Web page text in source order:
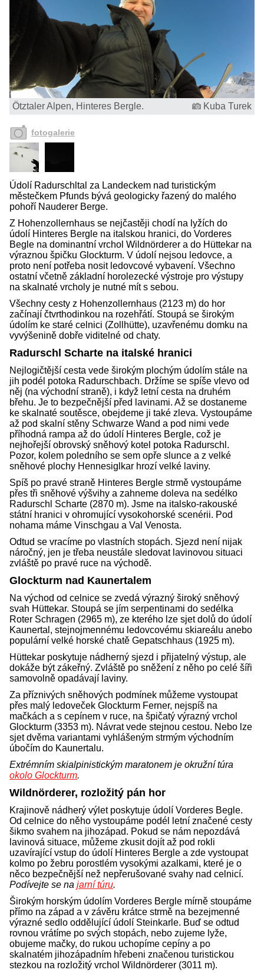
Ötztaler Alpen, Hinteres Bergle. Kuba Turek
fotogalerie
Údolí Radurschltal za Landeckem nad turistickým
městečkem Pfunds bývá geologicky řazený do malého
pohoří Nauderer Berge.
Z Hohenzollernhaus se nejčastěji chodí na lyžích do
údolí Hinteres Bergle na italskou hranici, do Vorderes
Begle na dominantní vrchol Wildnörderer a do Hüttekar na
výraznou špičku Glockturm. V údolí nejsou ledovce, a
proto není potřeba nosit ledovcové vybavení. Všechno
ostatní včetně základní horolezecké výstroje pro výstupy
na skalnaté vrcholy je nutné mít s sebou.
Všechny cesty z Hohenzollernhaus (2123 m) do hor
začínají čtvrthodinkou na rozehřátí. Stoupá se širokým
údolím ke staré celnici (Zollhütte), uzavřenému domku na
vyvýšenině dobře viditelné od chaty.
Radurschl Scharte na italské hranici
Nejlogičtější cesta vede širokým plochým údolím stále na
jih podél potoka Radurschbach. Držíme se spíše vlevo od
něj (na východní straně), i když letní cesta na druhém
břehu. Je to bezpečnější před lavinami. Až se dostaneme
ke skalnaté soutěsce, obejdeme ji také zleva. Vystoupáme
až pod skalní stěny Schwarze Wand a pod nimi vede
příhodná rampa až do údolí Hinteres Bergle, což je
nejhořejší obrovský sněhový kotel potoka Radurschl.
Pozor, kolem poledního se sem opře slunce a z velké
sněhové plochy Hennesiglkar hrozí velké laviny.
Spíš po pravé straně Hinteres Bergle strmě vystoupáme
přes tři sněhové výšvihy a zahneme doleva na sedélko
Radurschl Scharte (2870 m). Jsme na italsko-rakouské
státní hranici v ohromující vysokohorské scenérii. Pod
nohama máme Vinschgau a Val Venosta.
Odtud se vracíme po vlastních stopách. Sjezd není nijak
náročný, jen je třeba neustále sledovat lavinovou situaci
zvláště po pravé ruce na východě.
Glockturm nad Kaunertalem
Na východ od celnice se zvedá výrazný široký sněhový
svah Hüttekar. Stoupá se jím serpentinami do sedélka
Roter Schragen (2965 m), ze kterého lze sjet dolů do údolí
Kaunertal, stejnojmennému ledovcovému skiareálu anebo
populární velké horské chatě Gepatschhaus (1925 m).
Hüttekar poskytuje nádherný sjezd i přijatelný výstup, ale
dokáže být zákeřný. Zvláště po sněžení z něho po celé šíři
samovolně opadávají laviny.
Za příznivých sněhových podmínek můžeme vystoupat
přes malý ledoveček Glockturm Ferner, nejspíš na
mačkách a s cepínem v ruce, na špičatý výrazný vrchol
Glockturm (3353 m). Návrat vede stejnou cestou. Nebo lze
sjet dvěma variantami vyhlášeným strmým východním
úbočím do Kaunertalu.
Extrémním skialpinistickým maratonem je okružní túra
okolo Glockturm.
Wildnörderer, rozložitý pán hor
Krajinově nádherý výlet poskytuje údolí Vorderes Begle.
Od celnice do něho vystoupáme podél letní značené cesty
šikmo svahem na jihozápad. Pokud se nám nepozdává
lavinová situace, můžeme zkusit dojít až pod rokli
uzavírající vstup do údolí Hinteres Bergle a zde vystoupat
kolmo po žebru porostlém vysokými azalkami, které je o
něco bezpečnější než nepřerušované svahy nad celnicí.
Podívejte se na jarní túru.
Širokým horským údolím Vorderes Bergle mírně stoupáme
přímo na západ a v závěru krátce strmě na bezejmenné
výrazné sedlo oddělující údolí Steinkarle. Buď se odtud
rovnou vrátíme po svých stopách, nebo zujeme lyže,
obujeme mačky, do rukou uchopíme cepíny a po
skalnatém jihozápadním hřebeni značenou turistickou
stezkou na rozložitý vrchol Wildnörderer (3011 m).